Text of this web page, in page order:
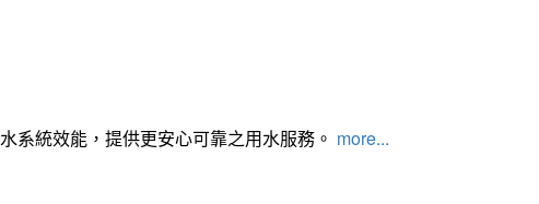
系統效能，提供更安心可靠之用水服務。 more...